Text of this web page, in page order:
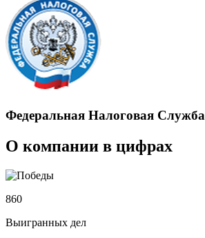
Федеральная Налоговая Служба
О компании в цифрах
860
Выигранных дел